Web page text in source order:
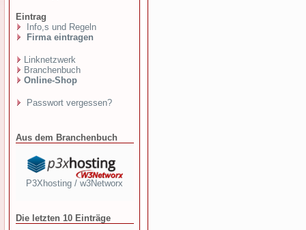
Eintrag
Info,s und Regeln
Firma eintragen
Linknetzwerk
Branchenbuch
Online-Shop
Passwort vergessen?
Aus dem Branchenbuch
P3Xhosting / w3Networx
Die letzten 10 Einträge